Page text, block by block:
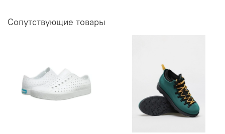
Сопутствующие товары